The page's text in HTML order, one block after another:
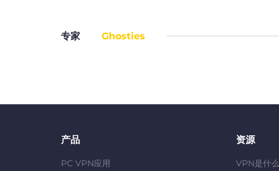
专家 Ghosties
产品
PC VPN应用
资源
VPN是什么